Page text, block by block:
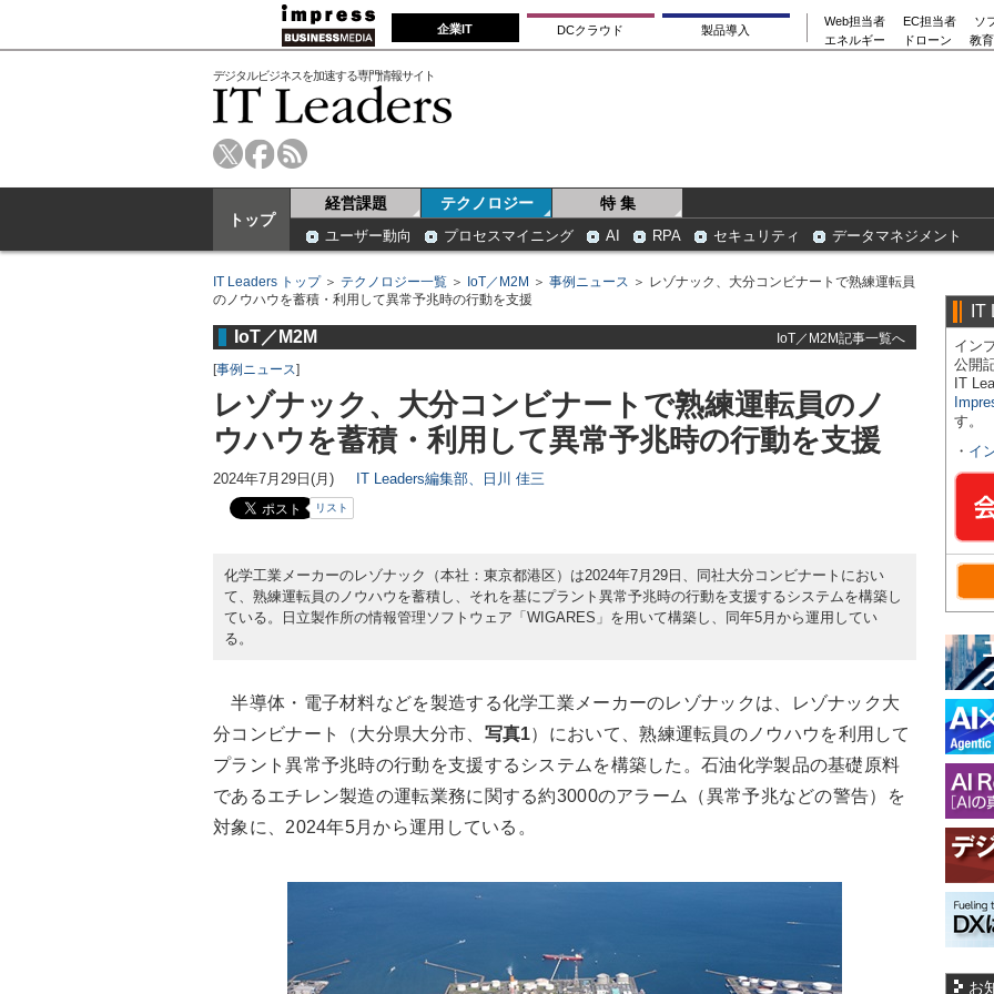
企業IT DCクラウド 製品導入
Web担当者 EC担当者
ソ
エネルギー
ドローン 教
デジタルビジネスを加速する専門情報サイト
トップ
経営課題 テクノロジー 特 集
ユーザー動向 プロセスマイニング AI RPA セキュリティ データマネジメント
IT Leaders トップ＞ テクノロジー一覧 ＞ IoT／M2M ＞ 事例ニュース ＞ レゾナック、大分コンビナートで熟練運転員
のノウハウを蓄積・利用して異常予兆時の行動を支援
IoT／M2M
IoT／M2M記事一覧へ
[事例ニュース]
レゾナック、大分コンビナートで熟練運転員のノ
ウハウを蓄積・利用して異常予兆時の行動を支援
2024年7月29日(月) IT Leaders編集部、日川 佳三
リスト
化学工業メーカーのレゾナック（本社：東京都港区）は2024年7月29日、同社大分コンビナートにおい
て、熟練運転員のノウハウを蓄積し、それを基にプラント異常予兆時の行動を支援するシステムを構築し
ている。日立製作所の情報管理ソフトウェア「WIGARES」を用いて構築し、同年5月から運用してい
る。
半導体・電子材料などを製造する化学工業メーカーのレゾナックは、レゾナック大
分コンビナート（大分県大分市、 写真1）において、熟練運転員のノウハウを利用して
プラント異常予兆時の行動を支援するシステムを構築した。石油化学製品の基礎原料
であるエチレン製造の運転業務に関する約3000のアラーム（異常予兆などの警告）を
対象に、2024年5月から運用している。
IT
イン
公開
IT
す。
・ イ
お